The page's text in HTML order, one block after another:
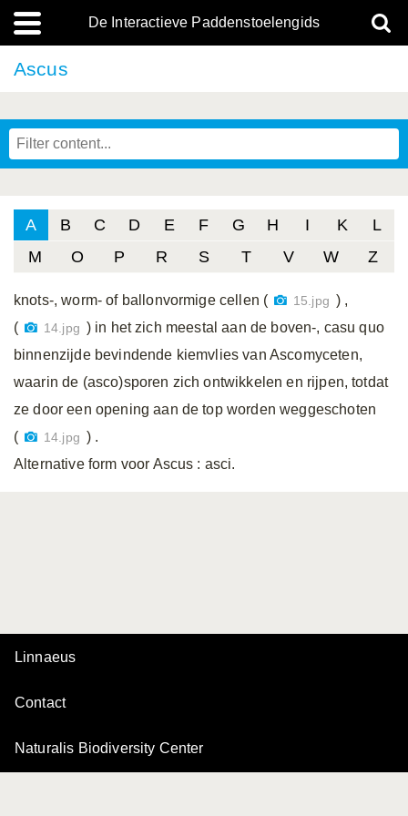
De Interactieve Paddenstoelengids
Ascus
A B C D E F G H I K
L
M
O P R S T V W Z
knots-, worm- of ballonvormige cellen ( 15.jpg ) ,
(
14.jpg ) in het zich meestal aan de boven-, casu quo
binnenzijde bevindende kiemvlies van Ascomyceten,
waarin de (asco)sporen zich ontwikkelen en rijpen, totdat
ze door een opening aan de top worden weggeschoten
(
14.jpg ) .
Alternative form voor Ascus : asci.
Linnaeus
Contact
Naturalis Biodiversity Center